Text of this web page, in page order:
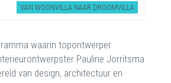
VAN WOONVILLA NAAR DROOMVILLA
waarin topontwerper
Pauline Jorritsma
van design, architectuur en